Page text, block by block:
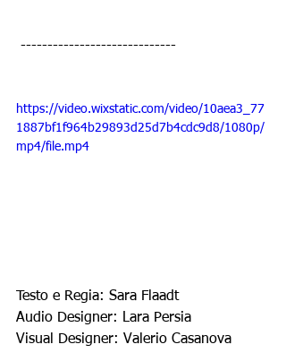
-----------------------------
https://video.wixstatic.com/video/10aea3_77
1887bf1f964b29893d25d7b4cdc9d8/1080p/
mp4/file.mp4
Testo e Regia: Sara Flaadt
Audio Designer: Lara Persia
Visual Designer: Valerio Casanova